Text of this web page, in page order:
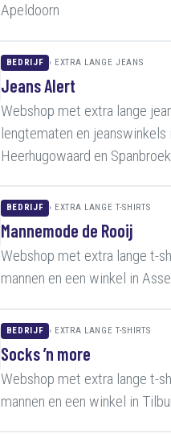
Apeldoorn
BEDRIJF EXTRA LANGE JEANS
Jeans Alert
Webshop met extra lange
lengtematen en jeanswinkels
Heerhugowaard en Spanbroek
BEDRIJF EXTRA LANGE T-SHIRTS
Mannemode de Rooij
Webshop met extra lange t-
mannen en een winkel in
BEDRIJF EXTRA LANGE T-SHIRTS
Socks ’n more
Webshop met extra lange t-
mannen en een winkel in